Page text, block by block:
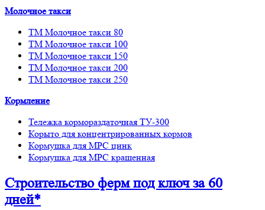
Молочное такси
ТМ Молочное такси 80
ТМ Молочное такси 100
ТМ Молочное такси 150
ТМ Молочное такси 200
ТМ Молочное такси 250
Кормление
Тележка кормораздаточная ТУ-300
Корыто для концентрированных кормов
Кормушка для МРС цинк
Кормушка для МРС крашенная
Строительство фермпод ключ за 60
дней*